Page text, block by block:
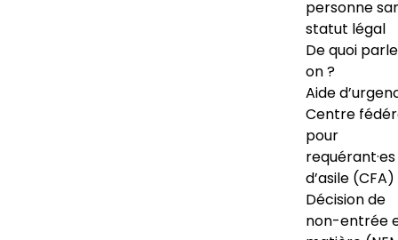
personne
statut légal
De quoi
on ?
Aide
Centre
pour
requérant·es
d’asile (CFA)
Décision de
non-entrée